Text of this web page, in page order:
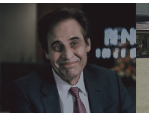
BESKIKBARE
POSISIES
VERKOPERS
VERKOOP 'N BESIGHEID
GROEI 'N BESIGHEID